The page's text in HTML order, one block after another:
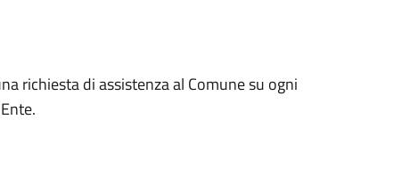
richiesta di assistenza al Comune su ogni